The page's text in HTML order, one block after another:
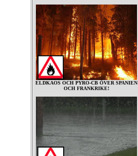
ELDKAOS OCH PYRO-CB ÖVER SPANIEN
OCH FRANKRIKE!